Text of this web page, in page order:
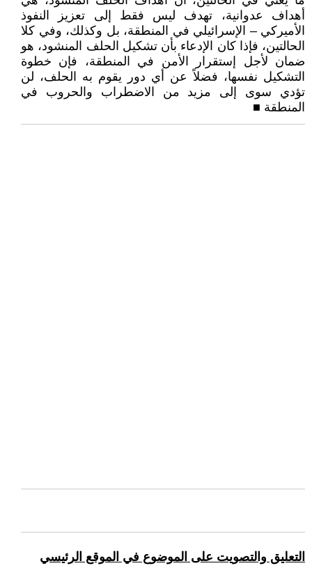
أهداف عدوانية، تهدف ليس فقط إلى تعزيز النفوذ
الأميركي – الإسرائيلي في المنطقة، بل وكذلك، وفي كلا
الحالتين، فإذا كان الإدعاء بأن تشكيل الحلف المنشود، هو
ضمان لأجل إستقرار الأمن في المنطقة، فإن خطوة
التشكيل نفسها، فضلاً عن أي دور يقوم به الحلف، لن
تؤدي سوى إلى مزيد من الاضطراب والحروب في
المنطقة ■
التعليق والتصويت على الموضوع في الموقع الرئيسي